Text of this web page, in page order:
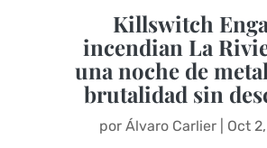
Killswitch
incendian La
una noche de
brutalidad sin
porÁlvaro Carlier Oct